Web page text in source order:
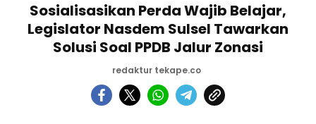
Sosialisasikan Perda Wajib Belajar,
Legislator Nasdem Sulsel Tawarkan
Solusi Soal PPDB Jalur Zonasi
redaktur tekape.co